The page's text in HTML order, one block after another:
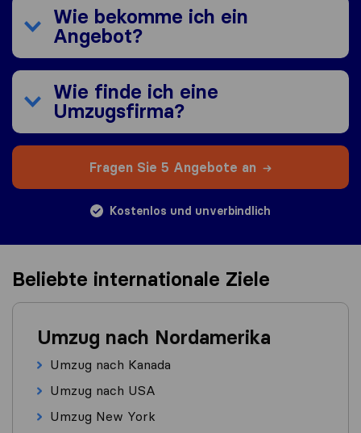
Wie bekomme ich ein
Angebot?
Wie finde ich eine
Umzugsfirma?
Fragen Sie 5 Angebote an
Kostenlos und unverbindlich
Beliebte internationale Ziele
Umzug nach Nordamerika
Umzug nach Kanada
Umzug nach USA
Umzug New York